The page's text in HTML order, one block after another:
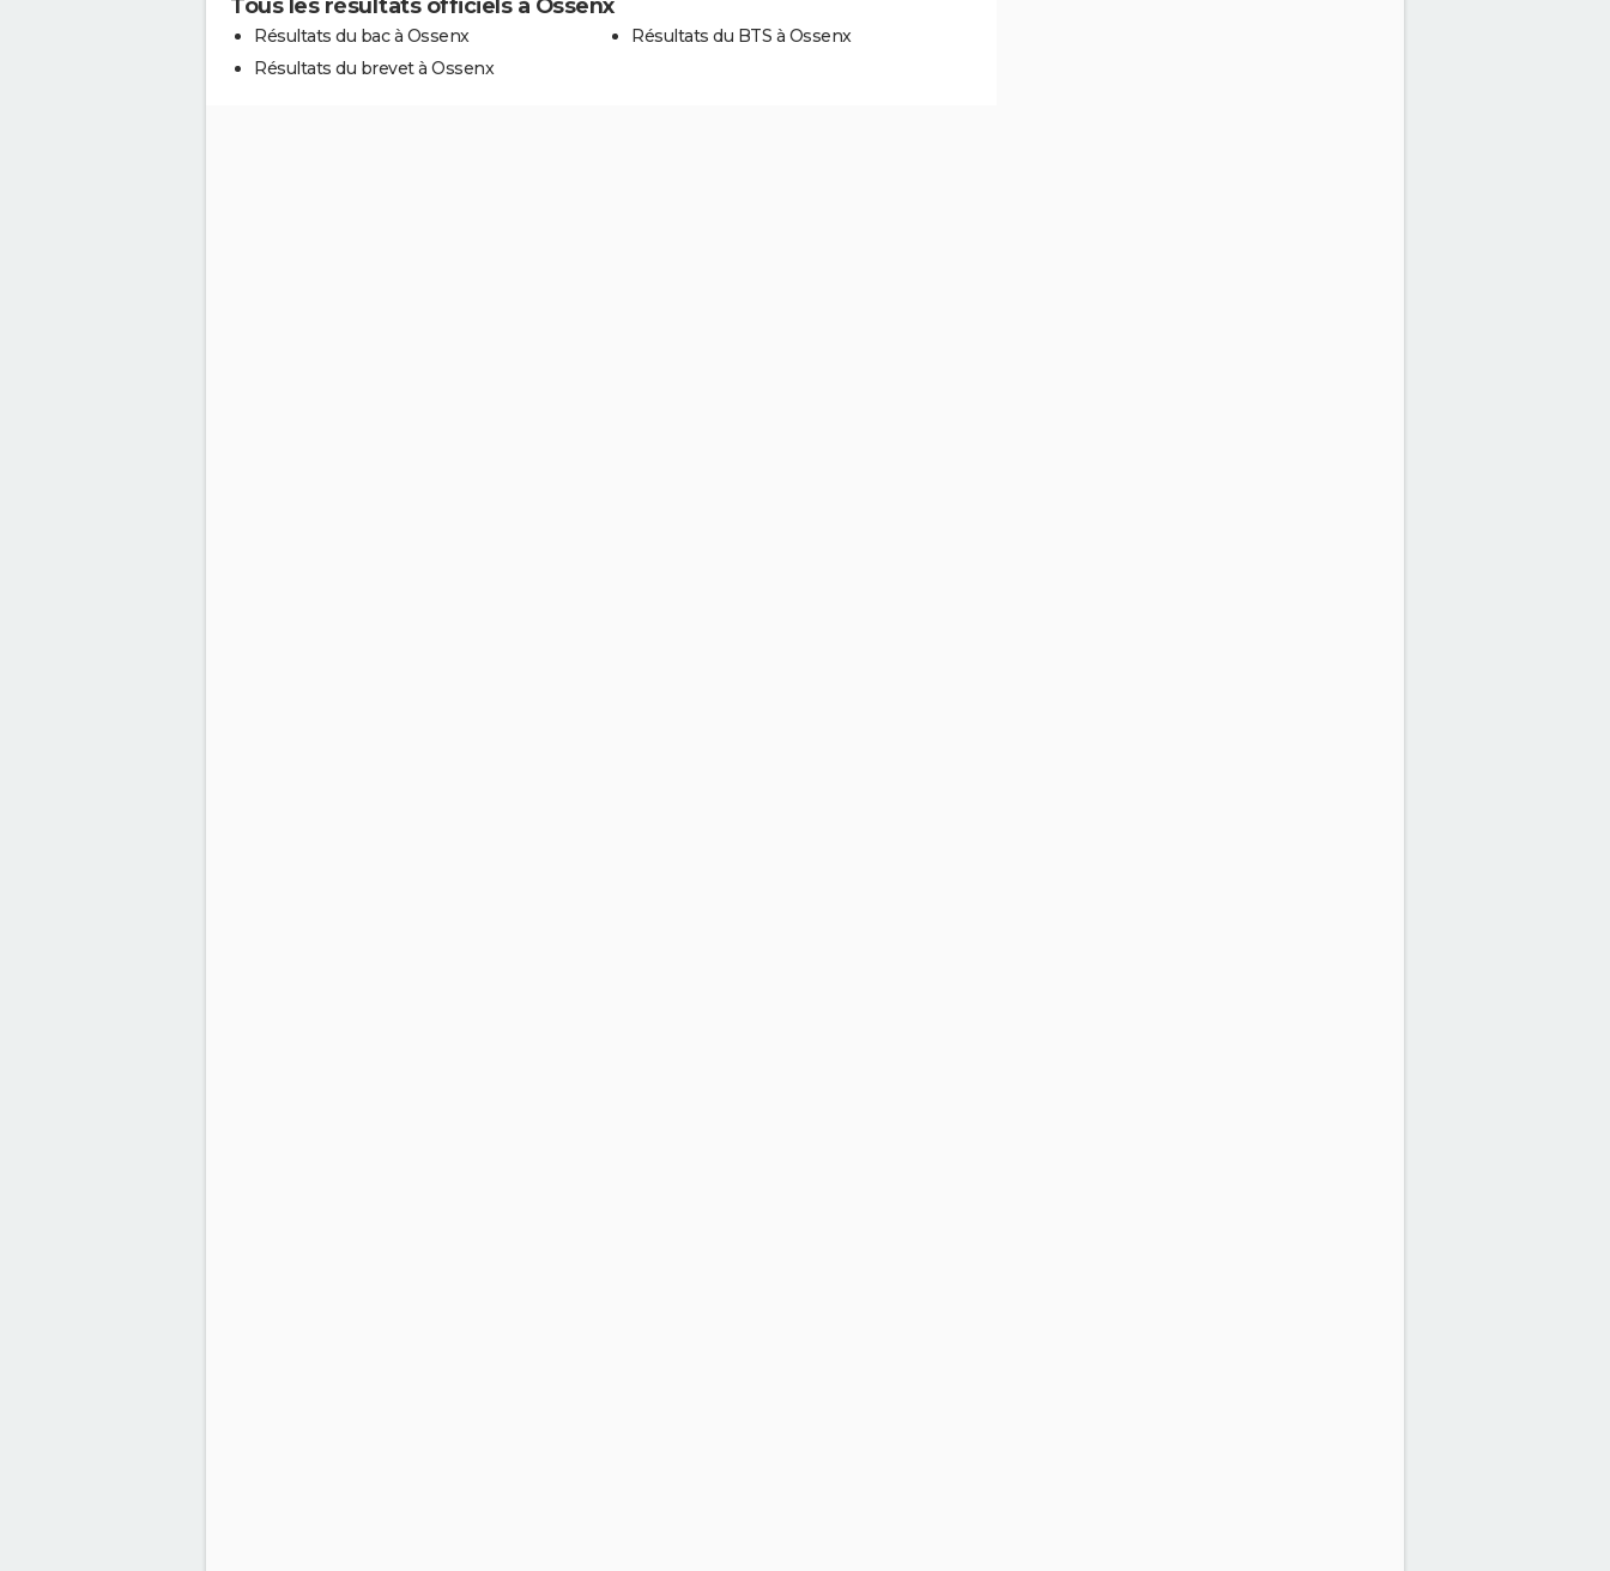
Tous les résultats officiels à Ossenx
Résultats du bac à Ossenx
Résultats du brevet à Ossenx
Résultats du BTS à Ossenx